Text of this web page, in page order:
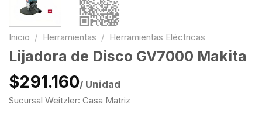
Inicio / Herramientas / Herramientas Eléctricas
Lijadora de Disco GV7000 Makita
$291.160/ Unidad
Sucursal Weitzler: Casa Matriz